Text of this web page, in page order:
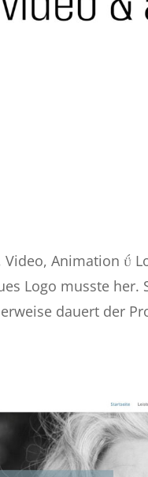
Video, Animation 
Logo musste her.
dauert der